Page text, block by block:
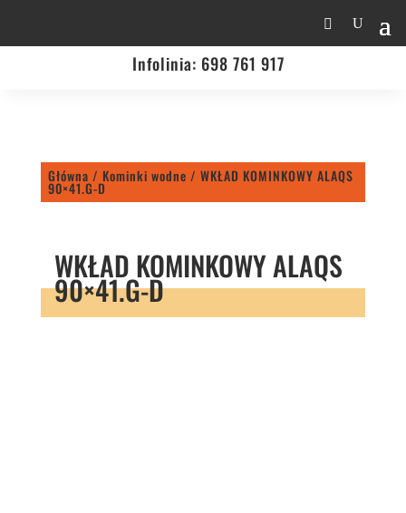
Infolinia: 698 761 917
Główna / Kominki wodne / WKŁAD KOMINKOWY ALAQS
90×41.G-D
WKŁAD KOMINKOWY ALAQS
90×41.G-D